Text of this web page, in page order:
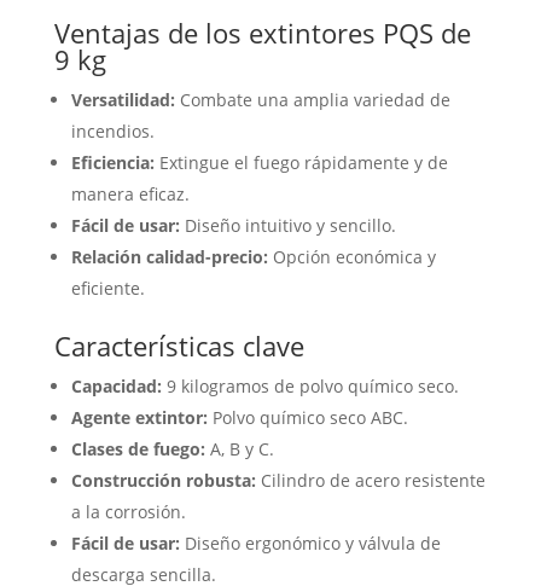
Ventajas de los extintores PQS de
9 kg
Versatilidad: Combate una amplia variedad de
incendios.
Eficiencia: Extingue el fuego rápidamente y de
manera eficaz.
Fácil de usar: Diseño intuitivo y sencillo.
Relación calidad-precio: Opción económica y
eficiente.
Características clave
Capacidad: 9 kilogramos de polvo químico seco.
Agente extintor: Polvo químico seco ABC.
Clases de fuego: A, B y C.
Construcción robusta: Cilindro de acero resistente
a la corrosión.
Fácil de usar: Diseño ergonómico y válvula de
descarga sencilla.